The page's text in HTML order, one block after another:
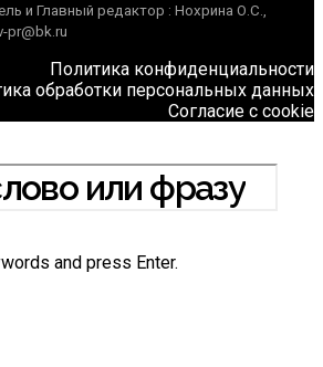
и Главный редактор : Нохрина О.С.,
pr@bk.ru
Политика конфиденциальности
обработки персональных данных
Согласие с cookie
and press Enter.